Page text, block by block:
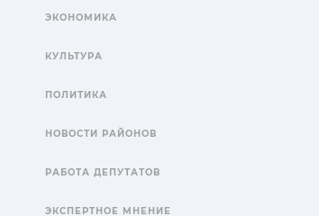
ЭКОНОМИКА
КУЛЬТУРА
ПОЛИТИКА
НОВОСТИ РАЙОНОВ
РАБОТА ДЕПУТАТОВ
ЭКСПЕРТНОЕ МНЕНИЕ